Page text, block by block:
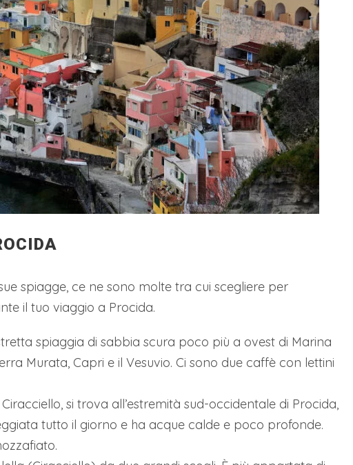
spiagge, ce ne sono molte tra cui scegliere per
il tuo viaggio a Procida.
spiaggia di sabbia scura poco più a ovest di Marina
Murata, Capri e il Vesuvio. Ci sono due caffè con lettini
si trova all’estremità sud-occidentale di Procida,
tutto il giorno e ha acque calde e poco profonde.